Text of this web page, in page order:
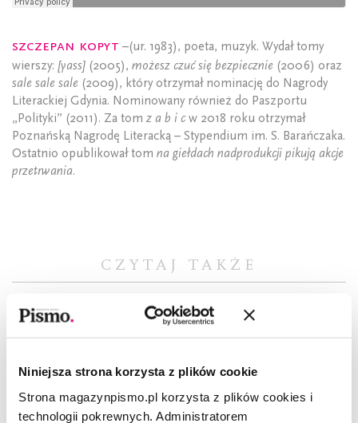
Niniejsza strona korzysta z plików cookie
Strona magazynpismo.pl korzysta z plików cookies i
technologii pokrewnych. Administratorem
Szczepan Kopyt –(ur. 1983), poeta, muzyk. Wydał tomy
wierszy: [yass] (2005), możesz czuć się bezpiecznie (2006) oraz
sale sale sale (2009), który otrzymał nominację do Nagrody
Literackiej Gdynia. Nominowany również do Paszportu
„Polityki” (2011). Za tom z a b i cw 2018 roku otrzymał
Poznańską Nagrodę Literacką – Stypendium im. S. Barańczaka.
Ostatnio opublikował tom na giełdach nadprodukcji pikują akcje
przetrwania.
CZYTAJ TAKŻE